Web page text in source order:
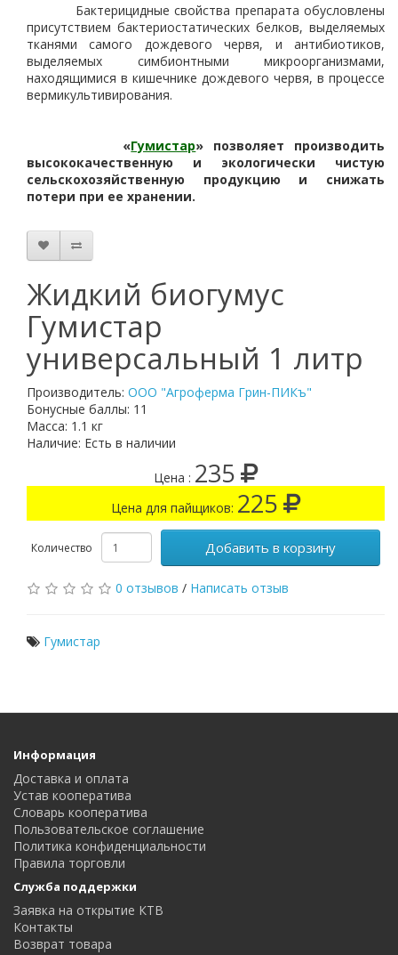
Бактерицидные свойства препарата обусловлены
присутствием бактериостатических белков, выделяемых
тканями самого дождевого червя, и антибиотиков,
выделяемых симбионтными микроорганизмами,
находящимися в кишечнике дождевого червя, в процессе
вермикультивирования.
«Гумистар» позволяет производить
высококачественную и экологически чистую
сельскохозяйственную продукцию и снижать
потери при ее хранении.
Жидкий биогумус
Гумистар
универсальный 1 литр
Производитель: ООО "Агроферма Грин-ПИКъ"
Бонусные баллы: 11
Масса: 1.1 кг
Наличие: Есть в наличии
Цена : 235
Цена для пайщиков: 225
Количество Добавить в корзину
0 отзывов / Написать отзыв
Гумистар
Информация
Доставка и оплата
Устав кооператива
Словарь кооператива
Пользовательское соглашение
Политика конфиденциальности
Правила торговли
Служба поддержки
Заявка на открытие КТВ
Контакты
Возврат товара